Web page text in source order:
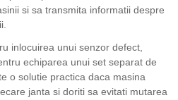
si sa transmita informatii despre
inlocuirea unui senzor defect,
echiparea unui set separat de
o solutie practica daca masina
janta si doriti sa evitati mutarea